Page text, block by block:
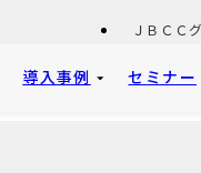
ＪＢＣＣ
導入事例 セミナー